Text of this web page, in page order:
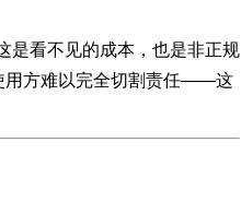
是看不见的成本，也是非正规
用方难以完全切割责任——这